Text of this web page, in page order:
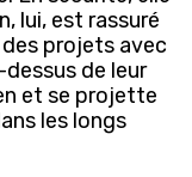
lui, est rassuré
projets avec
de leur
et se projette
les longs